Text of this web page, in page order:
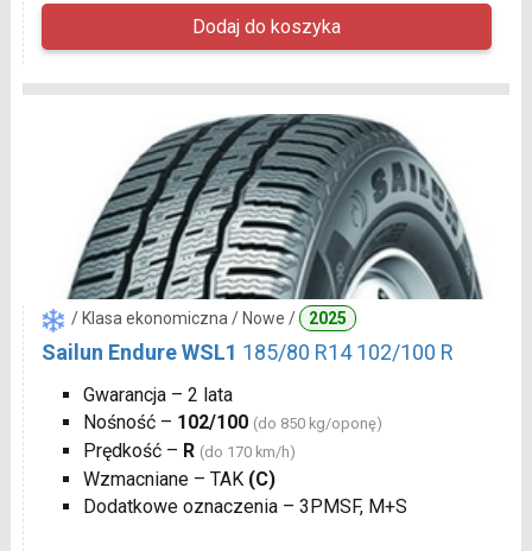
/ Klasa ekonomiczna / Nowe / 2025
Sailun Endure WSL1 185/80 R14 102/100 R
Gwarancja – 2 lata
Nośność – 102/100 (do 850 kg/oponę)
Prędkość – R (do 170 km/h)
Wzmacniane – TAK (C)
Dodatkowe oznaczenia – 3PMSF, M+S